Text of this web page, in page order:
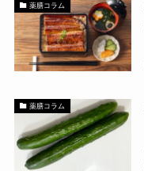
薬膳コラム
薬膳コラム